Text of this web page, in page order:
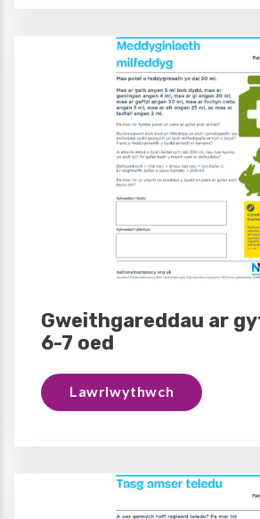
Gweithgareddau ar
6-7 oed
Lawrlwythwch